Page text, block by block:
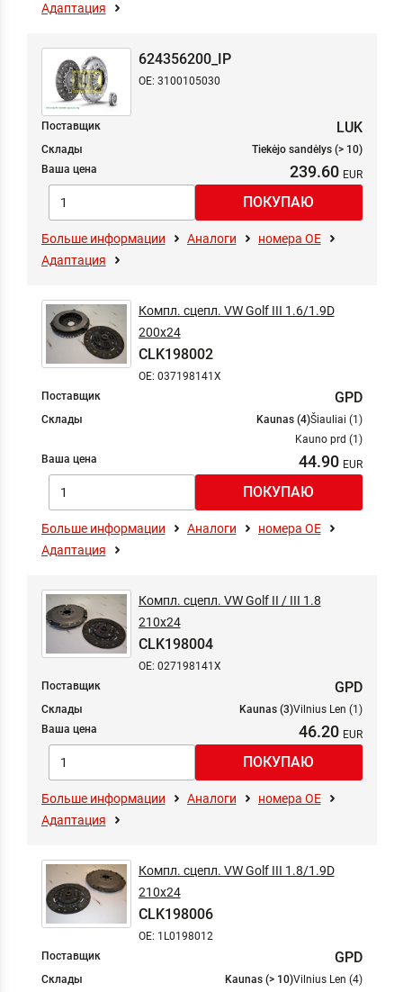
Адаптация
624356200_IP
OE: 3100105030
Поставщик LUK
Склады
Tiekėjo sandėlys (> 10)
Ваша цена
239.60
Больше информации Аналоги
номера ОЕ
Адаптация
Компл. сцепл. VW Golf III 1.6/1.9D
200x24
CLK198002
OE: 037198141X
Поставщик
GPD
Склады Kaunas (4)Šiauliai (1)
Kauno prd (1)
Ваша цена
44.90
Больше информации Аналоги
номера ОЕ
Адаптация
Компл. сцепл. VW Golf II / III 1.8
210x24
CLK198004
OE: 027198141X
Поставщик
GPD
Склады Kaunas (3)Vilnius Len (1)
Ваша цена
46.20
Больше информации Аналоги
номера ОЕ
Адаптация
Компл. сцепл. VW Golf III 1.8/1.9D
210x24
CLK198006
OE: 1L0198012
Поставщик
GPD
Склады Kaunas (> 10)Vilnius Len (4)